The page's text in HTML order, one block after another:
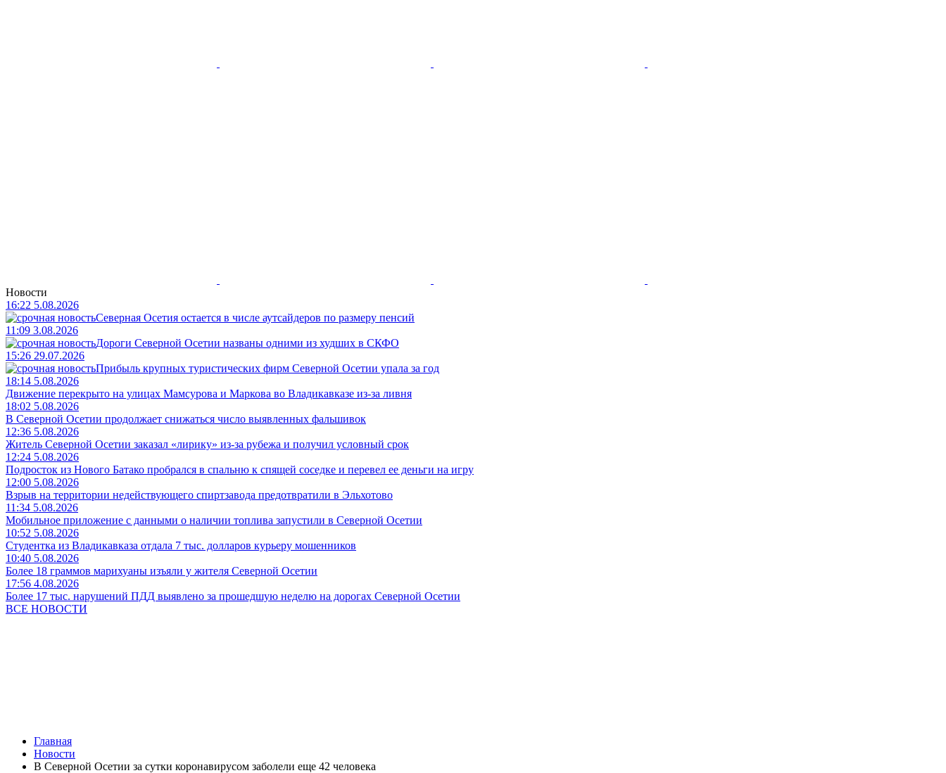
Новости
16:22 5.08.2026
Северная Осетия остается в числе аутсайдеров по размеру пенсий
11:09 3.08.2026
Дороги Северной Осетии названы одними из худших в СКФО
15:26 29.07.2026
Прибыль крупных туристических фирм Северной Осетии упала за год
18:14 5.08.2026
Движение перекрыто на улицах Мамсурова и Маркова во Владикавказе из-за ливня
18:02 5.08.2026
В Северной Осетии продолжает снижаться число выявленных фальшивок
12:36 5.08.2026
Житель Северной Осетии заказал «лирику» из-за рубежа и получил условный срок
12:24 5.08.2026
Подросток из Нового Батако пробрался в спальню к спящей соседке и перевел ее деньги на игру
12:00 5.08.2026
Взрыв на территории недействующего спиртзавода предотвратили в Эльхотово
11:34 5.08.2026
Мобильное приложение с данными о наличии топлива запустили в Северной Осетии
10:52 5.08.2026
Студентка из Владикавказа отдала 7 тыс. долларов курьеру мошенников
10:40 5.08.2026
Более 18 граммов марихуаны изъяли у жителя Северной Осетии
17:56 4.08.2026
Более 17 тыс. нарушений ПДД выявлено за прошедшую неделю на дорогах Северной Осетии
ВСЕ НОВОСТИ
Главная
Новости
В Северной Осетии за сутки коронавирусом заболели еще 42 человека